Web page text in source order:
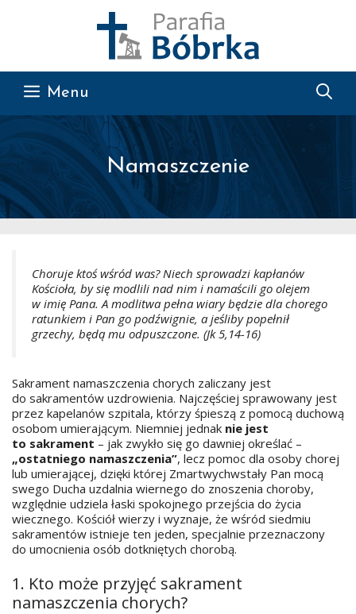
Menu
Namaszczenie
Choruje ktoś wśród was? Niech sprowadzi kapłanów
Kościoła, by się modlili nad nim i namaścili go olejem
w imię Pana. A modlitwa pełna wiary będzie dla chorego
ratunkiem i Pan go podźwignie, a jeśliby popełnił
grzechy, będą mu odpuszczone. (Jk 5,14-16)
Sakrament namaszczenia chorych zaliczany jest
do sakramentów uzdrowienia. Najczęściej sprawowany jest
przez kapelanów szpitala, którzy śpieszą z pomocą duchową
osobom umierającym. Niemniej jednak nie jest
to sakrament – jak zwykło się go dawniej określać –
„ostatniego namaszczenia”, lecz pomoc dla osoby chorej
lub umierającej, dzięki której Zmartwychwstały Pan mocą
swego Ducha uzdalnia wiernego do znoszenia choroby,
względnie udziela łaski spokojnego przejścia do życia
wiecznego. Kościół wierzy i wyznaje, że wśród siedmiu
sakramentów istnieje ten jeden, specjalnie przeznaczony
do umocnienia osób dotkniętych chorobą.
1. Kto może przyjęć sakrament
namaszczenia chorych?